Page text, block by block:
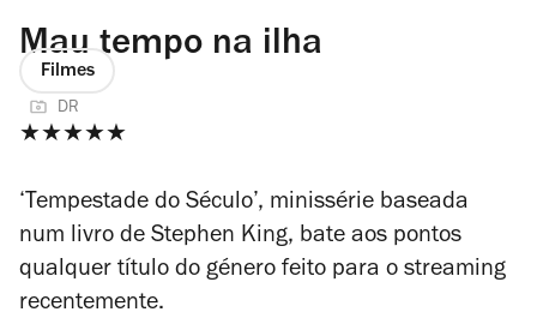
Mau tempo na ilha
Filmes
DR
★★★★★
‘Tempestade do Século’, minissérie baseada
num livro de Stephen King, bate aos pontos
qualquer título do género feito para o streaming
recentemente.